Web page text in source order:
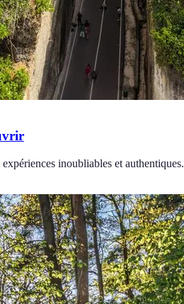
inoubliables et authentiques.